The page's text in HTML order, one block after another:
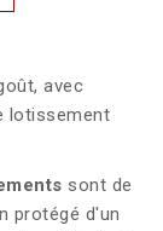
avec
lotissement
sont de
protégé d'un